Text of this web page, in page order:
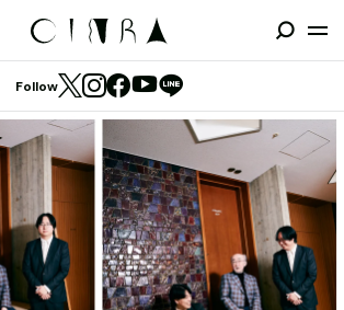
Follow